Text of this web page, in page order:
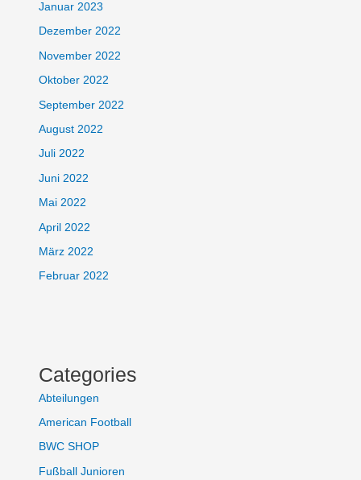
Januar 2023
Dezember 2022
November 2022
Oktober 2022
September 2022
August 2022
Juli 2022
Juni 2022
Mai 2022
April 2022
März 2022
Februar 2022
Categories
Abteilungen
American Football
BWC SHOP
Fußball Junioren